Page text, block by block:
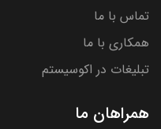
تماس با ما
همکاری با ما
تبلیغات در اکوسیستم
همراهان ما